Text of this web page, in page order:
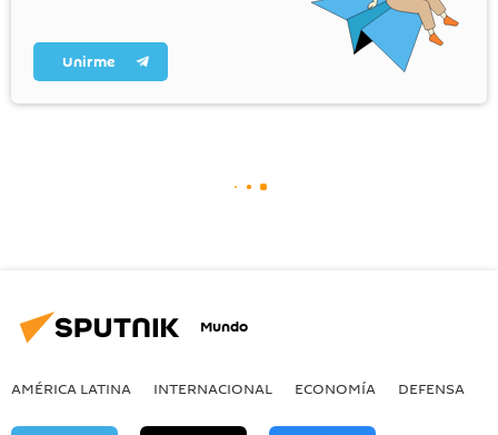
Unirme
Mundo
AMÉRICA LATINA INTERNACIONAL ECONOMÍA DEFENSA